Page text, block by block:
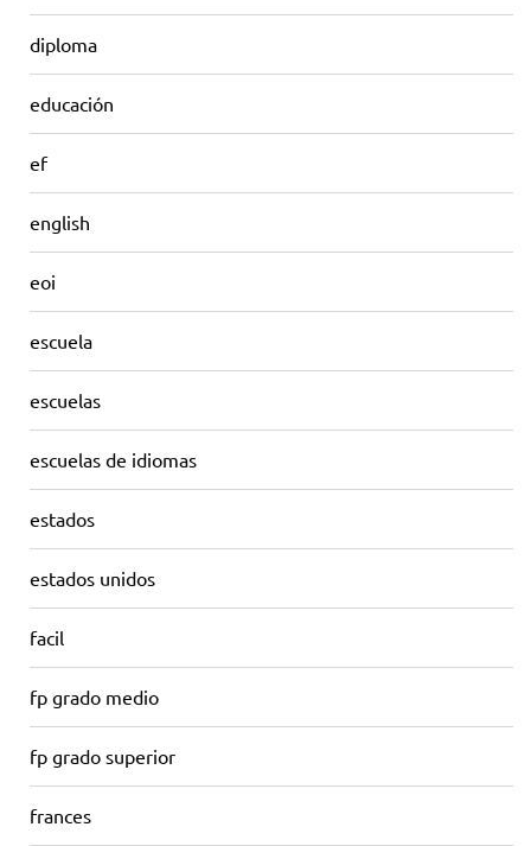
diploma
educación
ef
english
eoi
escuela
escuelas
escuelas de idiomas
estados
estados unidos
facil
fp grado medio
fp grado superior
frances